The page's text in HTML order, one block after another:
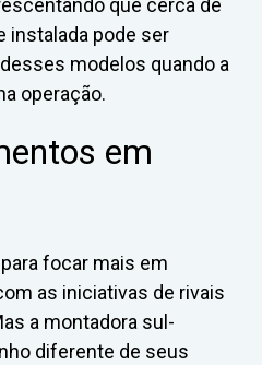
que cerca de
instalada pode ser
modelos quando a
operação.
em
focar mais em
as iniciativas de rivais
a montadora sul-
diferente de seus